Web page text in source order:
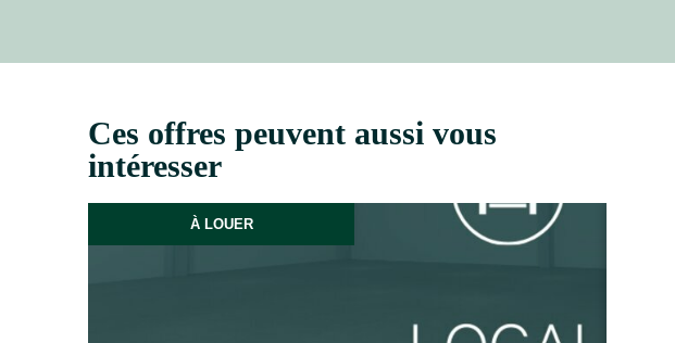
Ces offres peuvent aussi vous
intéresser
À LOUER